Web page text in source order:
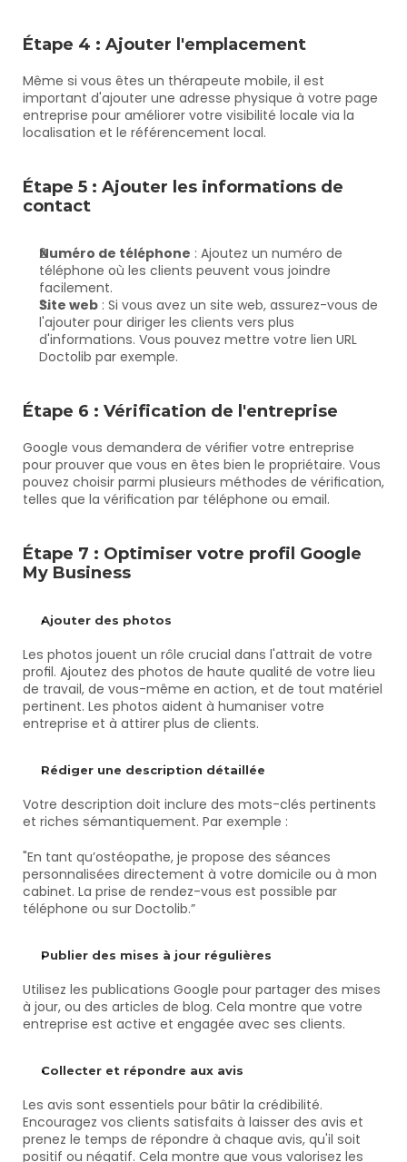
Étape 4 : Ajouter l'emplacement
Même si vous êtes un thérapeute mobile, il est
important d'ajouter une adresse physique à votre page
entreprise pour améliorer votre visibilité locale via la
localisation et le référencement local.
Étape 5 : Ajouter les informations de
contact
Numéro de téléphone : Ajoutez un numéro de
téléphone où les clients peuvent vous joindre
facilement.
Site web : Si vous avez un site web, assurez-vous de
l'ajouter pour diriger les clients vers plus
d'informations. Vous pouvez mettre votre lien URL
Doctolib par exemple.
Étape 6 : Vérification de l'entreprise
Google vous demandera de vérifier votre entreprise
pour prouver que vous en êtes bien le propriétaire. Vous
pouvez choisir parmi plusieurs méthodes de vérification,
telles que la vérification par téléphone ou email.
Étape 7 : Optimiser votre profil Google
My Business
Ajouter des photos
Les photos jouent un rôle crucial dans l'attrait de votre
profil. Ajoutez des photos de haute qualité de votre lieu
de travail, de vous-même en action, et de tout matériel
pertinent. Les photos aident à humaniser votre
entreprise et à attirer plus de clients.
Rédiger une description détaillée
Votre description doit inclure des mots-clés pertinents
et riches sémantiquement. Par exemple :
"En tant qu’ostéopathe, je propose des séances
personnalisées directement à votre domicile ou à mon
cabinet. La prise de rendez-vous est possible par
téléphone ou sur Doctolib.”
Publier des mises à jour régulières
Utilisez les publications Google pour partager des mises
à jour, ou des articles de blog. Cela montre que votre
entreprise est active et engagée avec ses clients.
Collecter et répondre aux avis
Les avis sont essentiels pour bâtir la crédibilité.
Encouragez vos clients satisfaits à laisser des avis et
prenez le temps de répondre à chaque avis, qu'il soit
positif ou négatif. Cela montre que vous valorisez les